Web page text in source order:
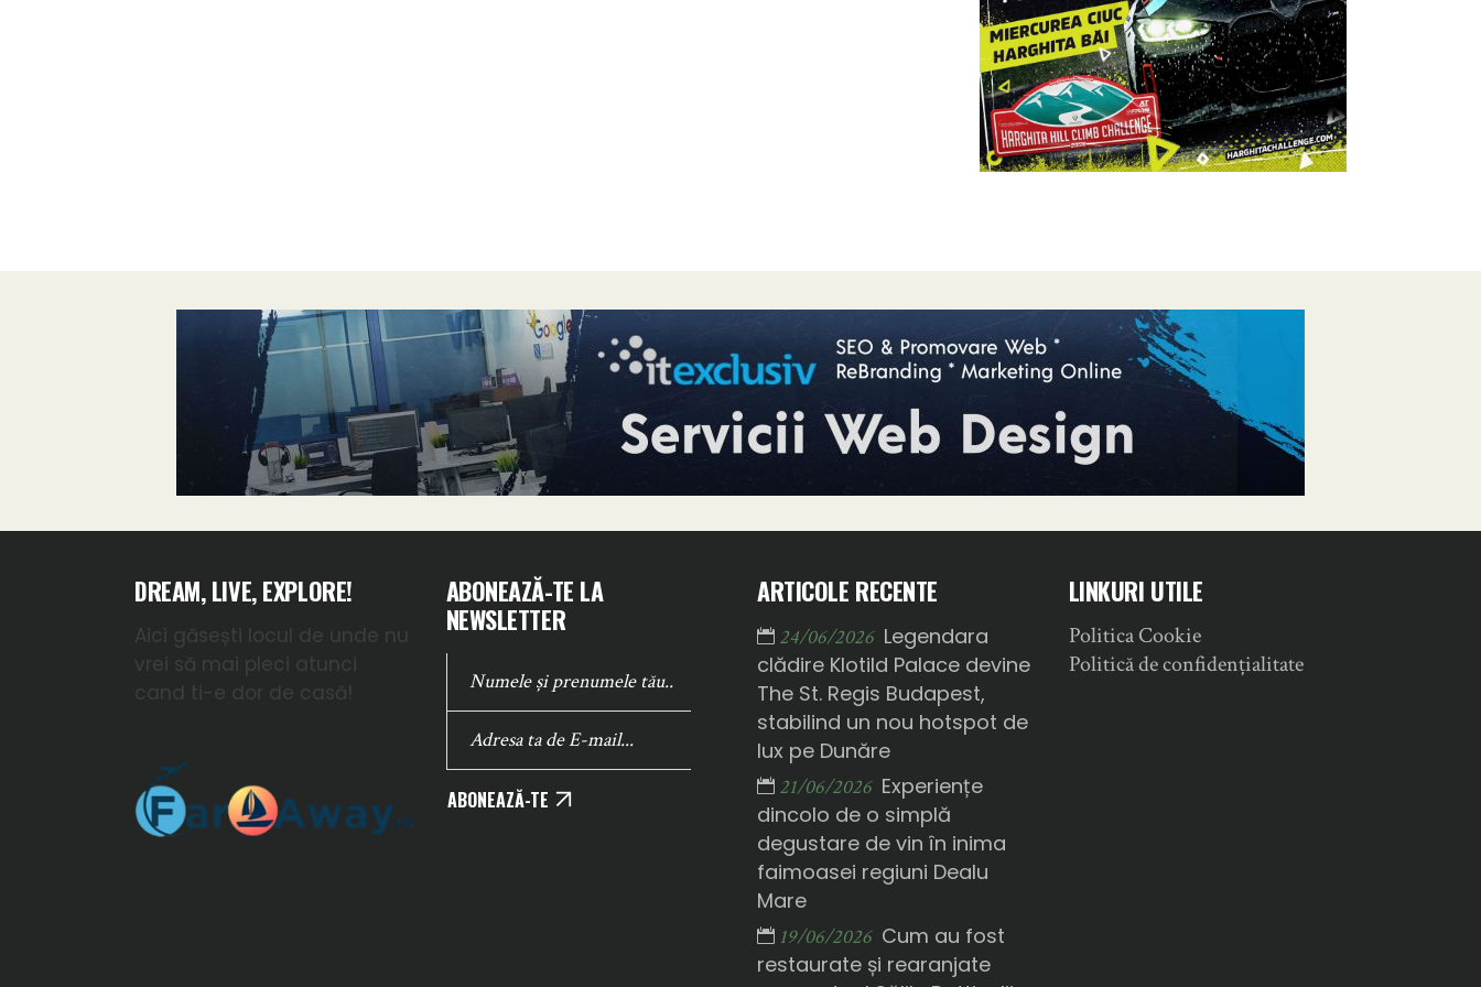
DREAM, LIVE, EXPLORE!
Aici găsești locul de unde nu
vrei să mai pleci atunci
cand ti-e dor de casă!
ABONEAZĂ-TE LA
NEWSLETTER
ABONEAZĂ-TE
ARTICOLE RECENTE
24/06/2026 Legendara
clădire Klotild Palace devine
The St. Regis Budapest,
stabilind un nou hotspot de
lux pe Dunăre
21/06/2026 Experiențe
dincolo de o simplă
degustare de vin în inima
faimoasei regiuni Dealu
Mare
19/06/2026 Cum au fost
restaurate și rearanjate
LINKURI UTILE
Politica Cookie
Politică de confidențialitate